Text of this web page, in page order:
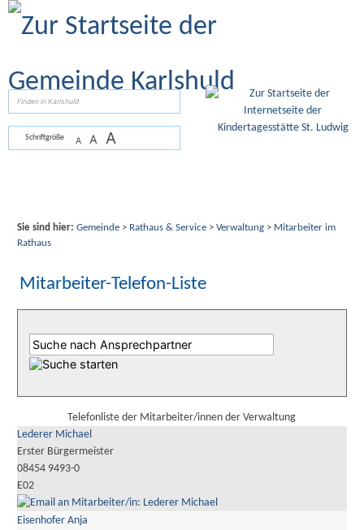
Zum Inhalt
Schriftgröße A A A
Sie sind hier: Gemeinde> Rathaus & Service> Verwaltung> Mitarbeiter im
Rathaus
Mitarbeiter-Telefon-Liste
Telefonliste der Mitarbeiter/innen der Verwaltung
Lederer Michael
Erster Bürgermeister
08454 9493-0
E02
Eisenhofer Anja